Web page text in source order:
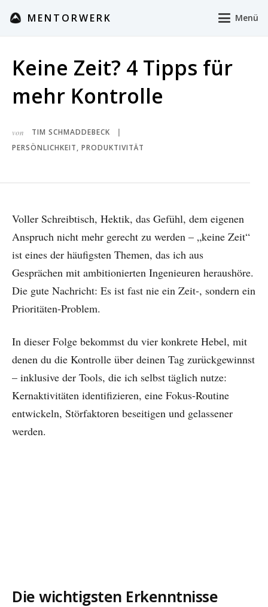
MENTORWERK Menü
Keine Zeit? 4 Tipps für
mehr Kontrolle
von TIM SCHMADDEBECK
PERSÖNLICHKEIT, PRODUKTIVITÄT
Voller Schreibtisch, Hektik, das Gefühl, dem eigenen
Anspruch nicht mehr gerecht zu werden – „keine Zeit“
ist eines der häufigsten Themen, das ich aus
Gesprächen mit ambitionierten Ingenieuren heraushöre.
Die gute Nachricht: Es ist fast nie ein Zeit-, sondern ein
Prioritäten-Problem.
In dieser Folge bekommst du vier konkrete Hebel, mit
denen du die Kontrolle über deinen Tag zurückgewinnst
– inklusive der Tools, die ich selbst täglich nutze:
Kernaktivitäten identifizieren, eine Fokus-Routine
entwickeln, Störfaktoren beseitigen und gelassener
werden.
Die wichtigsten Erkenntnisse